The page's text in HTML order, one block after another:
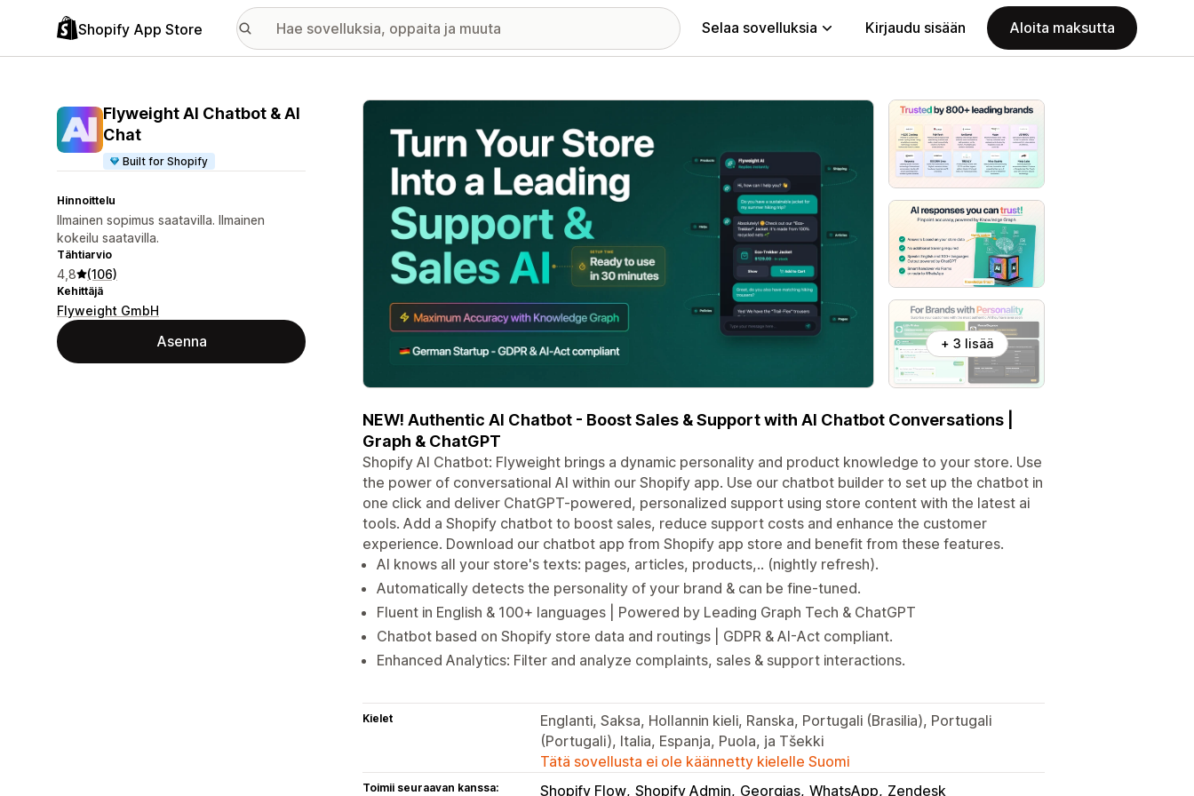
Shopify App Store Selaa sovelluksia Kirjaudu sisään Aloita maksutta
Flyweight AI Chatbot & AI
Chat
Built for Shopify
Hinnoittelu
Ilmainen sopimus saatavilla. Ilmainen
kokeilu saatavilla.
Tähtiarvio
4,8 (106)
Kehittäjä
Flyweight GmbH
Asenna
Esittelykuvagalleria
+ 3 lisää
NEW! Authentic AI Chatbot - Boost Sales & Support with AI Chatbot Conversations |
Graph & ChatGPT
Shopify AI Chatbot: Flyweight brings a dynamic personality and product knowledge to your store. Use
the power of conversational AI within our Shopify app. Use our chatbot builder to set up the chatbot in
one click and deliver ChatGPT-powered, personalized support using store content with the latest ai
tools. Add a Shopify chatbot to boost sales, reduce support costs and enhance the customer
experience. Download our chatbot app from Shopify app store and benefit from these features.
AI knows all your store's texts: pages, articles, products,.. (nightly refresh).
Automatically detects the personality of your brand & can be fine-tuned.
Fluent in English & 100+ languages | Powered by Leading Graph Tech & ChatGPT
Chatbot based on Shopify store data and routings | GDPR & AI-Act compliant.
Enhanced Analytics: Filter and analyze complaints, sales & support interactions.
Kielet
Englanti, Saksa, Hollannin kieli, Ranska, Portugali (Brasilia), Portugali
(Portugali), Italia, Espanja, Puola, ja Tšekki
Tätä sovellusta ei ole käännetty kielelle Suomi
Toimii seuraavan kanssa: Shopify Flow Shopify Admin Georgias WhatsApp Zendesk